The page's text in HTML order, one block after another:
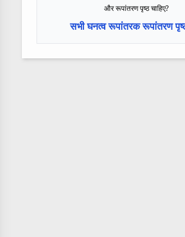
और रूपांतरण पृष्ठ चाहिए?
सभी घनत्व रूपांतरक रूपांतरण